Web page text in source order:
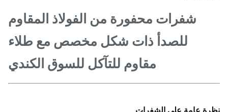
شفرات محفورة من الفولاذ المقاوم
للصدأ ذات شكل مخصص مع طلاء
مقاوم للتآكل للسوق الكندي
عامة على الشفرات